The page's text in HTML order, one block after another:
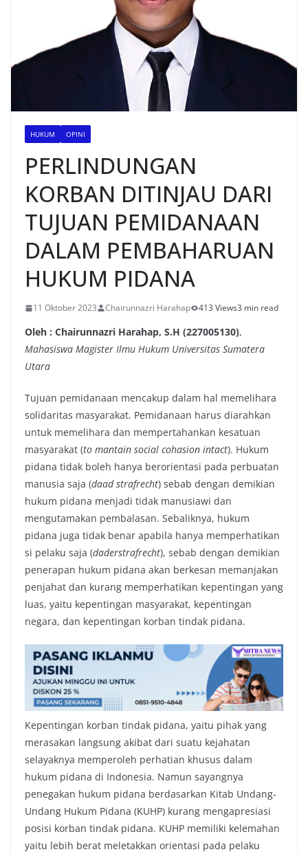
HUKUM OPINI
PERLINDUNGAN
KORBAN DITINJAU DARI
TUJUAN PEMIDANAAN
DALAM PEMBAHARUAN
HUKUM PIDANA
11 Oktober 2023 Chairunnazri Harahap 413 Views3 min read
Oleh : Chairunnazri Harahap, S.H (227005130),
Mahasiswa Magister Ilmu Hukum Universitas Sumatera
Utara
Tujuan pemidanaan mencakup dalam hal memelihara
solidaritas masyarakat. Pemidanaan harus diarahkan
untuk memelihara dan mempertahankan kesatuan
masyarakat (to mantain social cohasion intact). Hukum
pidana tidak boleh hanya berorientasi pada perbuatan
manusia saja (daad strafrecht) sebab dengan demikian
hukum pidana menjadi tidak manusiawi dan
mengutamakan pembalasan. Sebaliknya, hukum
pidana juga tidak benar apabila hanya memperhatikan
si pelaku saja (daderstrafrecht), sebab dengan demikian
penerapan hukum pidana akan berkesan memanjakan
penjahat dan kurang memperhatikan kepentingan yang
luas, yaitu kepentingan masyarakat, kepentingan
negara, dan kepentingan korban tindak pidana.
Kepentingan korban tindak pidana, yaitu pihak yang
merasakan langsung akibat dari suatu kejahatan
selayaknya memperoleh perhatian khusus dalam
hukum pidana di Indonesia. Namun sayangnya
penegakan hukum pidana berdasarkan Kitab Undang-
Undang Hukum Pidana (KUHP) kurang mengapresiasi
posisi korban tindak pidana. KUHP memiliki kelemahan
yaitu lebih berat meletakkan orientasi pada pelaku